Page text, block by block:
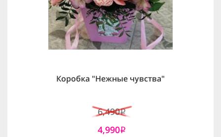
Коробка "Нежные чувства"
6,490i
4,990i